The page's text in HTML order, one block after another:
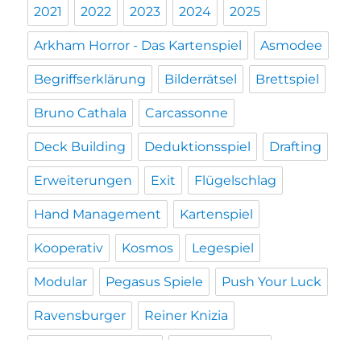
2021 2022 2023 2024 2025
Arkham Horror - Das Kartenspiel Asmodee
Begriffserklärung Bilderrätsel Brettspiel
Bruno Cathala Carcassonne
Deck Building Deduktionsspiel Drafting
Erweiterungen Exit Flügelschlag
Hand Management Kartenspiel
Kooperativ Kosmos Legespiel
Modular Pegasus Spiele Push Your Luck
Ravensburger Reiner Knizia